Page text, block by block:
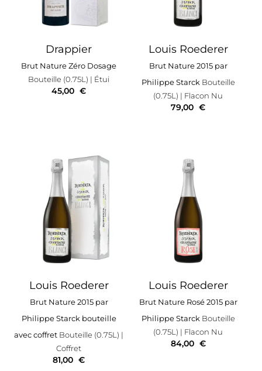
Drappier
Brut Nature Zéro Dosage
Bouteille (0.75L) | Étui
45,00 €
Louis Roederer
Brut Nature 2015 par
Philippe Starck Bouteille
(0.75L) | Flacon Nu
79,00 €
Louis Roederer
Brut Nature 2015 par
Philippe Starck bouteille
avec coffret Bouteille (0.75L) |
Coffret
81,00 €
Louis Roederer
Brut Nature Rosé 2015 par
Philippe Starck Bouteille
(0.75L) | Flacon Nu
84,00 €